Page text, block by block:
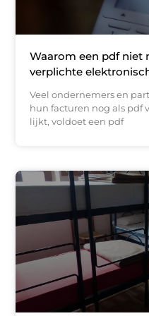
Waarom een pdf niet
verplichte
Veel ondernemers en
hun facturen nog als pdf
lijkt, voldoet een pdf